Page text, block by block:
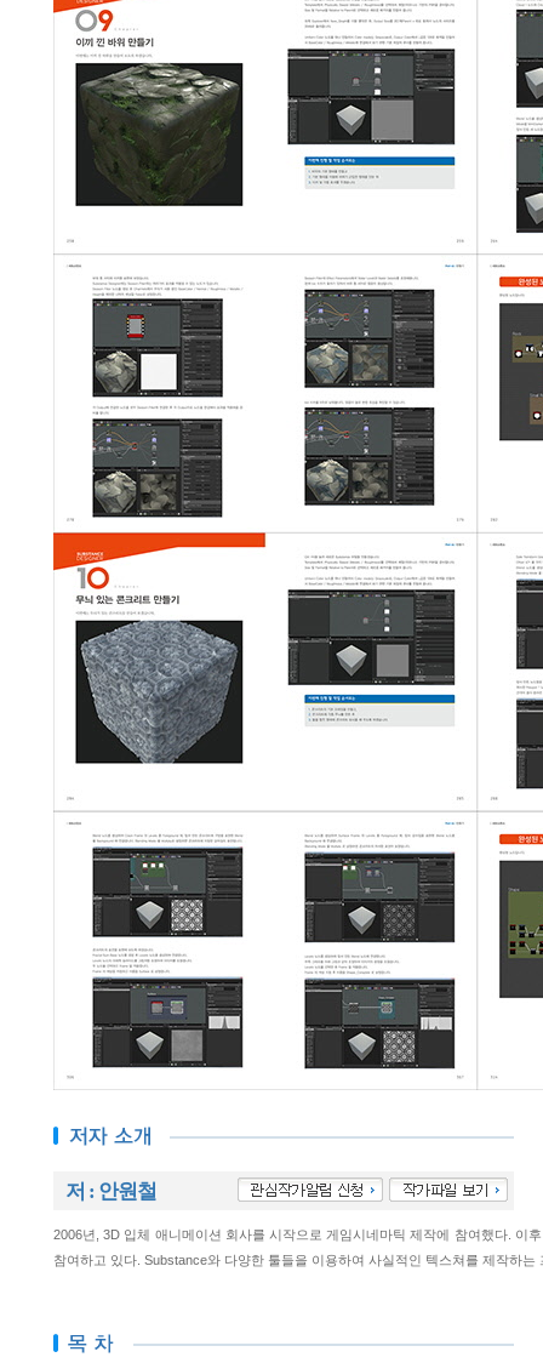
저 : 안원철
2006년, 3D 입체 애니메이션 회사를 시작으로 게임시네마틱 제작에 참여했다. 이
참여하고 있다. Substance와 다양한 툴들을 이용하여 사실적인 텍스쳐를 제작하는